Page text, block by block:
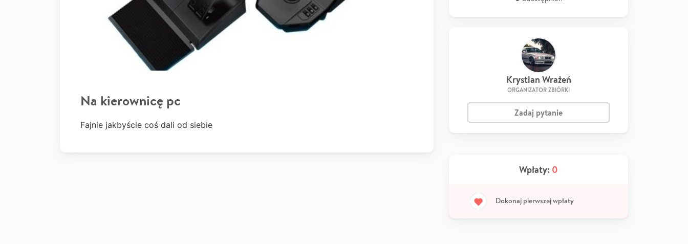
Na kierownicę pc
Fajnie jakbyście coś dali od siebie
Krystian Wrażeń
ORGANIZATOR ZBIÓRKI
Zadaj pytanie
Wpłaty: 0
Dokonaj pierwszej wpłaty